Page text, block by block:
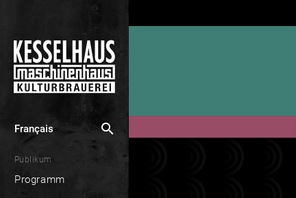
Français search
Publikum
Programm